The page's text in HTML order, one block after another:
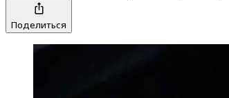
Поделиться